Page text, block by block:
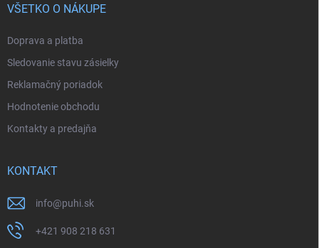
VŠETKO O NÁKUPE
Doprava a platba
Sledovanie stavu zásielky
Reklamačný poriadok
Hodnotenie obchodu
Kontakty a predajňa
KONTAKT
info@puhi.sk
+421 908 218 631